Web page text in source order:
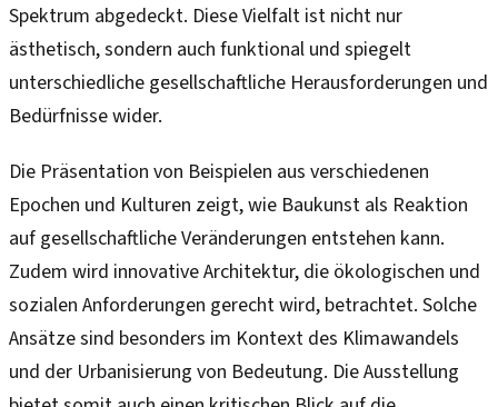
Spektrum abgedeckt. Diese Vielfalt ist nicht nur
ästhetisch, sondern auch funktional und spiegelt
unterschiedliche gesellschaftliche Herausforderungen und
Bedürfnisse wider.
Die Präsentation von Beispielen aus verschiedenen
Epochen und Kulturen zeigt, wie Baukunst als Reaktion
auf gesellschaftliche Veränderungen entstehen kann.
Zudem wird innovative Architektur, die ökologischen und
sozialen Anforderungen gerecht wird, betrachtet. Solche
Ansätze sind besonders im Kontext des Klimawandels
und der Urbanisierung von Bedeutung. Die Ausstellung